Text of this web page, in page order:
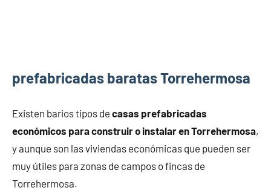
prefabricadas baratas Torrehermosa
Existen barios tipos de casas prefabricadas
económicos para construir o instalar en Torrehermosa,
y aunque son las viviendas económicas que pueden ser
muy útiles para zonas de campos o fincas de
Torrehermosa.